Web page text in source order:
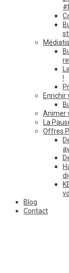
!
Enrichir
Animer
La
Offres
Blog
Contact